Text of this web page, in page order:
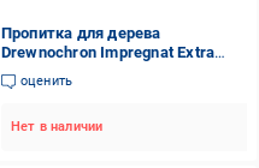
Пропитка для дерева
Drewnochron Impregnat Extra
0,75 л Сосна (2790693581)
оценить
Нет в наличии